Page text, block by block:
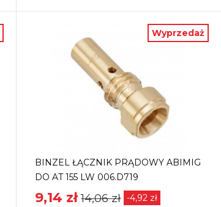
Wyprzedaż
BINZEL ŁĄCZNIK PRĄDOWY ABIMIG
DO AT 155 LW 006.D719
9,14 zł 14,06 zł -4,92 zł